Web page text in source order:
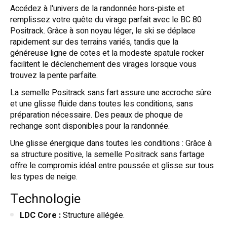
Accédez à l'univers de la randonnée hors-piste et
remplissez votre quête du virage parfait avec le BC 80
Positrack. Grâce à son noyau léger, le ski se déplace
rapidement sur des terrains variés, tandis que la
généreuse ligne de cotes et la modeste spatule rocker
facilitent le déclenchement des virages lorsque vous
trouvez la pente parfaite.
La semelle Positrack sans fart assure une accroche sûre
et une glisse fluide dans toutes les conditions, sans
préparation nécessaire. Des peaux de phoque de
rechange sont disponibles pour la randonnée.
Une glisse énergique dans toutes les conditions : Grâce à
sa structure positive, la semelle Positrack sans fartage
offre le compromis idéal entre poussée et glisse sur tous
les types de neige.
Technologie
LDC Core :Structure allégée.